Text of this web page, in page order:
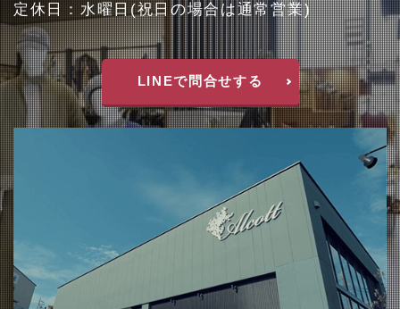
定休日：水曜日(祝日の場合は通常営業)
LINEで問合せする